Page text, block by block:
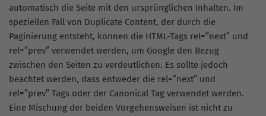
automatisch die Seite mit den ursprünglichen Inhalten. Im
speziellen Fall von Duplicate Content, der durch die
Paginierung entsteht, können die HTML-Tags rel=”next” und
rel=”prev” verwendet werden, um Google den Bezug
zwischen den Seiten zu verdeutlichen. Es sollte jedoch
beachtet werden, dass entweder die rel=”next” und
rel=”prev” Tags oder der Canonical Tag verwendet werden.
Eine Mischung der beiden Vorgehensweisen ist nicht zu